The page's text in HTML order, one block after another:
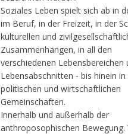
Soziales Leben spielt sich ab in
im Beruf, in der Freizeit, in der
kulturellen und
Zusammenhängen, in all den
verschiedenen Lebensbereichen
Lebensabschnitten - bis hinein in
politischen und wirtschaftlichen
Gemeinschaften.
Innerhalb und außerhalb der
anthroposophischen